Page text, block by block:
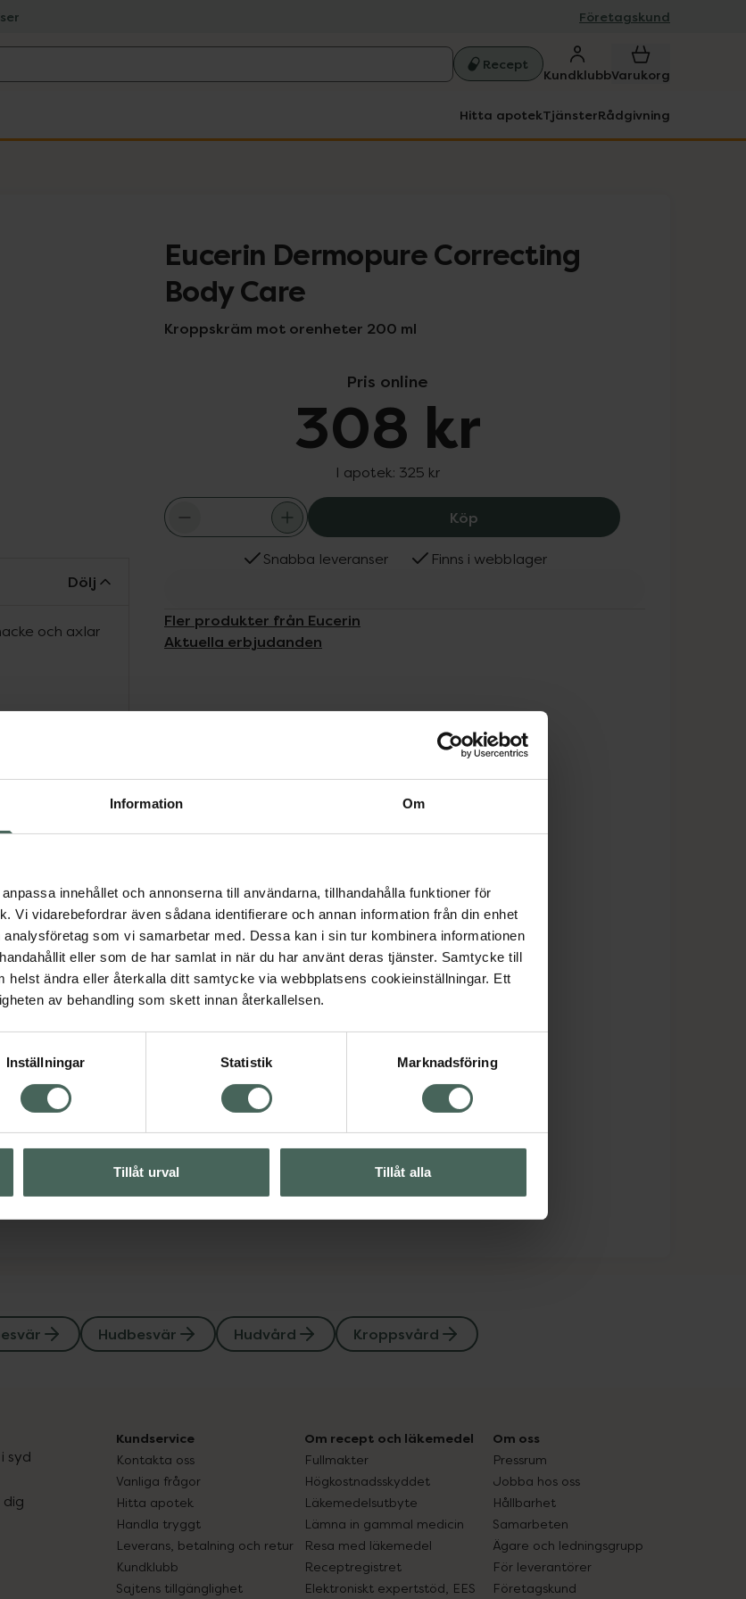
Information Om
innehållet och annonserna till användarna, tillhandahålla funktioner för
Vi vidarebefordrar även sådana identifierare och annan information från din enhet
som vi samarbetar med. Dessa kan i sin tur kombinera informationen
eller som de har samlat in när du har använt deras tjänster. Samtycke till
helst ändra eller återkalla ditt samtycke via webbplatsens cookieinställningar. Ett
av behandling som skett innan återkallelsen.
Inställningar Statistik Marknadsföring
Tillåt urval Tillåt alla
Företagskund
Recept
KundklubbVarukorg
Hitta apotekTjänsterRådgivning
Eucerin Dermopure Correcting
Body Care
Kroppskräm mot orenheter 200 ml
Pris online
308 kr
I apotek: 325 kr
Köp Eucerin Dermopure Correcting Body
Snabba leveranser Finns i webblager
Fler produkter från Eucerin
Aktuella erbjudanden
Dölj
och axlar
som
ryggen, i
Thiamidol®
slätar ut
Tidigare
Hudbesvär Hudvård Kroppsvård
syd
Kundservice
Kontakta oss
Vanliga frågor
Hitta apotek
Handla tryggt
Leverans, betalning och retur
Kundklubb
Sajtens tillgänglighet
Om recept och läkemedel
Fullmakter
Högkostnadsskyddet
Läkemedelsutbyte
Lämna in gammal medicin
Resa med läkemedel
Receptregistret
Elektroniskt expertstöd, EES
Om oss
Pressrum
Jobba hos oss
Hållbarhet
Samarbeten
Ägare och ledningsgrupp
För leverantörer
Företagskund